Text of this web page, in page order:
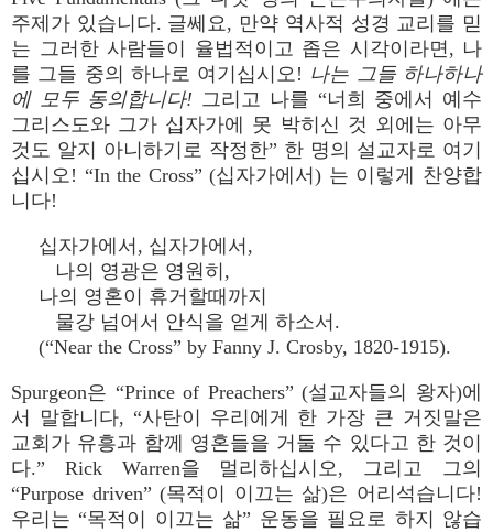
주제가 있습니다. 글쎄요, 만약 역사적 성경 교리를 믿
는 그러한 사람들이 율법적이고 좁은 시각이라면, 나
를 그들 중의 하나로 여기십시오! 나는 그들 하나하나
에 모두 동의합니다! 그리고 나를 “너희 중에서 예수
그리스도와 그가 십자가에 못 박히신 것 외에는 아무
것도 알지 아니하기로 작정한” 한 명의 설교자로 여기
십시오! “In the Cross” (십자가에서) 는 이렇게 찬양합
니다!
십자가에서, 십자가에서,
나의 영광은 영원히,
나의 영혼이 휴거할때까지
물강 넘어서 안식을 얻게 하소서.
(“Near the Cross” by Fanny J. Crosby, 1820-1915).
Spurgeon은 “Prince of Preachers” (설교자들의 왕자)에
서 말합니다, “사탄이 우리에게 한 가장 큰 거짓말은
교회가 유흥과 함께 영혼들을 거둘 수 있다고 한 것이
다.” Rick Warren을 멀리하십시오, 그리고 그의
“Purpose driven” (목적이 이끄는 삶)은 어리석습니다!
우리는 “목적이 이끄는 삶” 운동을 필요로 하지 않습